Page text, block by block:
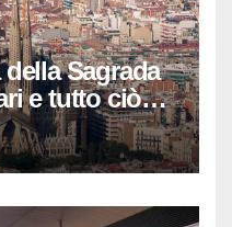
Sagrada
e tutto ciò